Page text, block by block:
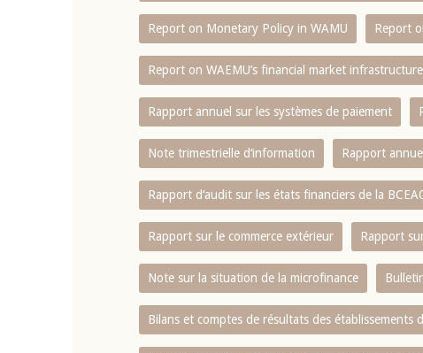
Report on Monetary Policy in WAMU Report
Report on WAEMU’s financial market
Rapport annuel sur les systèmes de paiement
Note trimestrielle d‘information Rapport
Rapport d‘audit sur les états financiers de la
Rapport sur le commerce extérieur Rapport
Note sur la situation de la microfinance
Bilans et comptes de résultats des établissements